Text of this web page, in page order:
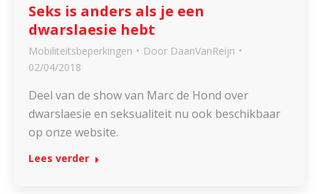
Seks is anders als je een
dwarslaesie hebt
Mobiliteitsbeperkingen Door DaanVanReijn
02/04/2018
Deel van de show van Marc de Hond over
dwarslaesie en seksualiteit nu ook beschikbaar
op onze website.
Lees verder